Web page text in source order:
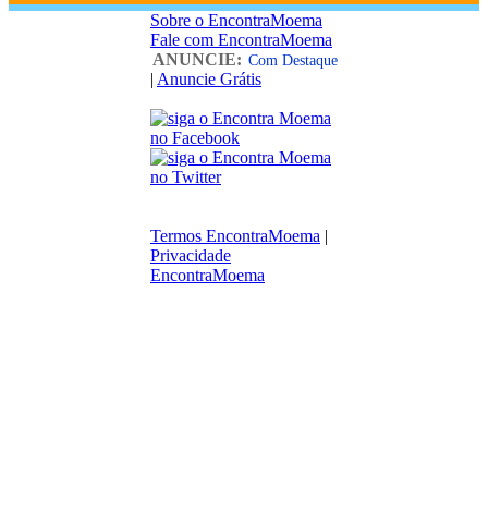
Sobre o EncontraMoema
Fale com EncontraMoema
ANUNCIE: Com Destaque
| Anuncie Grátis
Termos EncontraMoema |
Privacidade
EncontraMoema